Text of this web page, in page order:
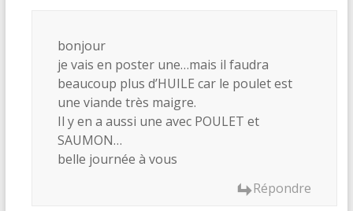
bonjour
je vais en poster une…mais il faudra
beaucoup plus d’HUILE car le poulet est
une viande très maigre.
Il y en a aussi une avec POULET et
SAUMON…
belle journée à vous
Répondre